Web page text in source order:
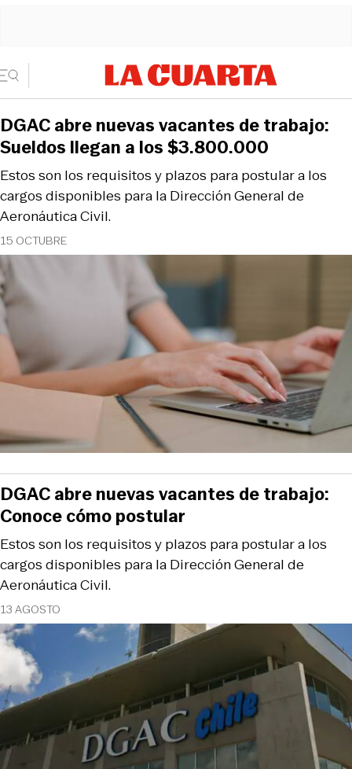
15 OCTUBRE
Estos son los requisitos y plazos para postular a los
cargos disponibles para la Dirección General de
Aeronáutica Civil.
DGAC abre nuevas vacantes de trabajo:
Sueldos llegan a los $3.800.000
13 AGOSTO
Estos son los requisitos y plazos para postular a los
cargos disponibles para la Dirección General de
Aeronáutica Civil.
DGAC abre nuevas vacantes de trabajo:
Conoce cómo postular